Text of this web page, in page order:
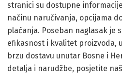
stranici su dostupne
načinu naručivanja, opcijama
plaćanja. Poseban naglasak je
efikasnost i kvalitet proizvoda,
brzu dostavu unutar Bosne i
detalja i narudžbe, posjetite naš